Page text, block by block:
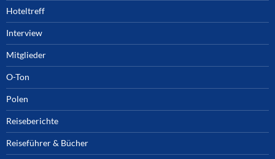
Hoteltreff
Interview
Mitglieder
O-Ton
Polen
Reiseberichte
Reiseführer & Bücher